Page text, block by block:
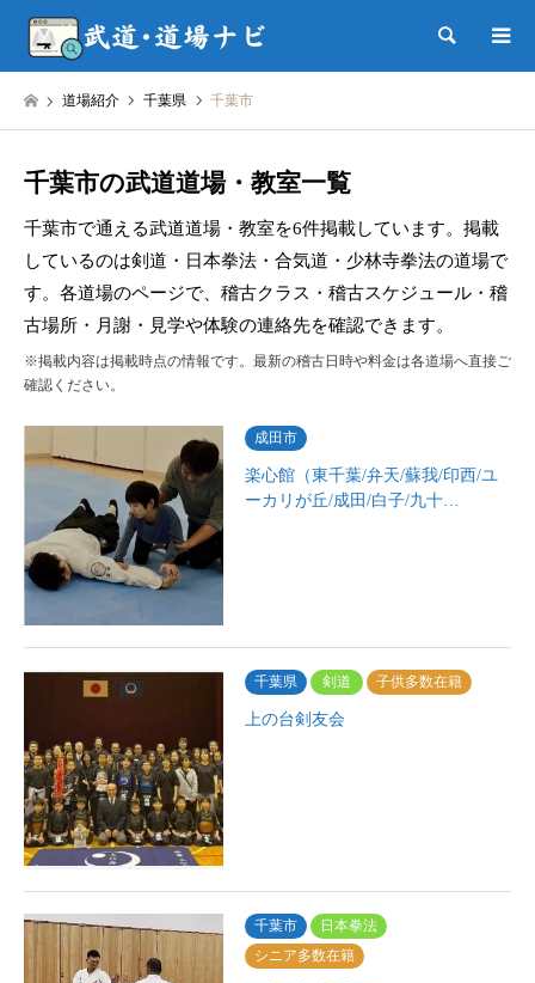
検索
道場紹介 千葉県 千葉市
千葉市の武道道場・教室一覧
千葉市で通える武道道場・教室を6件掲載しています。掲載
しているのは剣道・日本拳法・合気道・少林寺拳法の道場で
す。各道場のページで、稽古クラス・稽古スケジュール・稽
古場所・月謝・見学や体験の連絡先を確認できます。
※掲載内容は掲載時点の情報です。最新の稽古日時や料金は各道場へ直接ご
確認ください。
成田市
楽心館（東千葉/弁天/蘇我/印西/ユ
ーカリが丘/成田/白子/九十…
千葉県 剣道 子供多数在籍
上の台剣友会
千葉市
日本拳法
シニア多数在籍